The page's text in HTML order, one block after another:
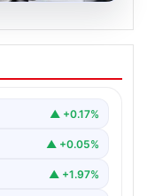
Tarih
▲ +0.17%
▲ +0.05%
▲ +1.97%